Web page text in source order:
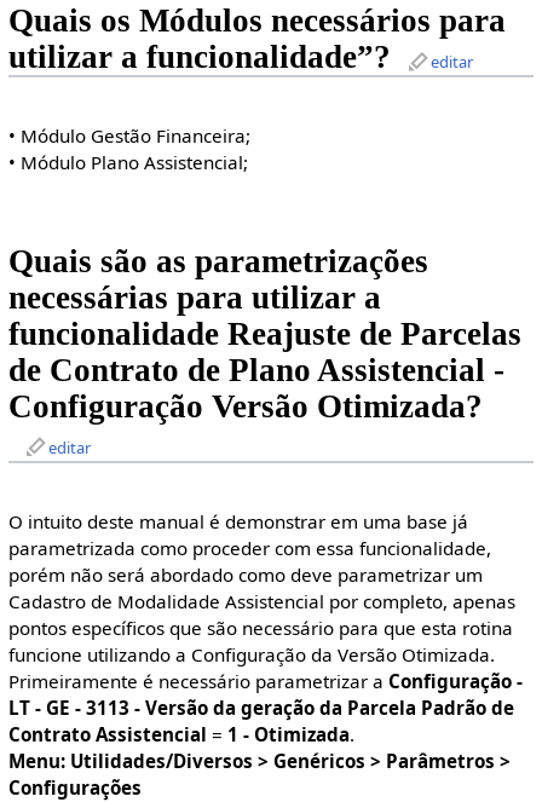
Quais os Módulos necessários para
utilizar a funcionalidade”?
editar
• Módulo Gestão Financeira;
• Módulo Plano Assistencial;
Quais são as parametrizações
necessárias para utilizar a
funcionalidade Reajuste de Parcelas
de Contrato de Plano Assistencial -
Configuração Versão Otimizada?
editar
O intuito deste manual é demonstrar em uma base já
parametrizada como proceder com essa funcionalidade,
porém não será abordado como deve parametrizar um
Cadastro de Modalidade Assistencial por completo, apenas
pontos específicos que são necessário para que esta rotina
funcione utilizando a Configuração da Versão Otimizada.
Primeiramente é necessário parametrizar a Configuração -
LT - GE - 3113 - Versão da geração da Parcela Padrão de
Contrato Assistencial = 1 - Otimizada.
Menu: Utilidades/Diversos > Genéricos > Parâmetros >
Configurações